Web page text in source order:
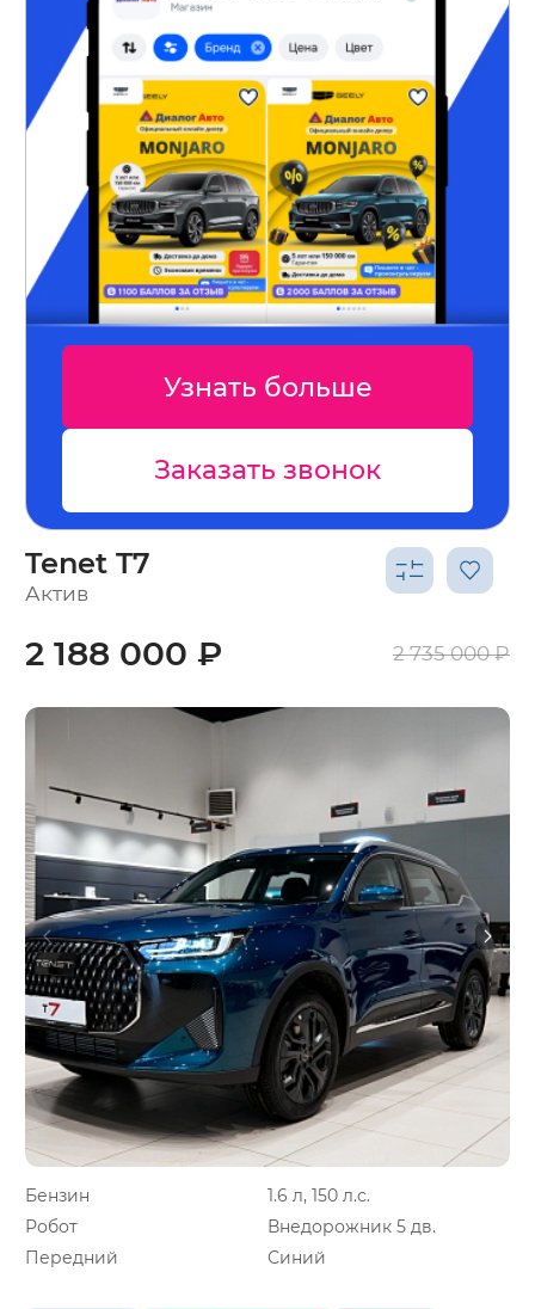
Узнать больше
Заказать звонок
Tenet T7
Актив
Бензин
1.6 л, 150 л.с.
Робот
Внедорожник 5 дв.
Передний
Синий
2 188 000 ₽ 2 735 000 ₽